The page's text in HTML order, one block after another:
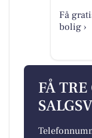
Få
bolig ›
FÅ